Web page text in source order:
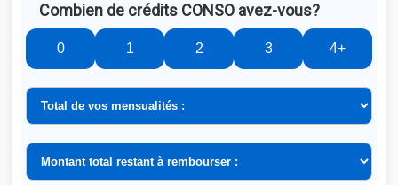
Combien de crédits CONSO avez-vous?
0 1 2 3 4+